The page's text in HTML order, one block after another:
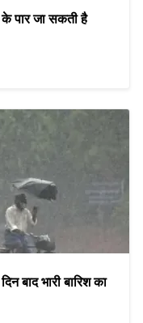
पार जा सकती है
बाद भारी बारिश का